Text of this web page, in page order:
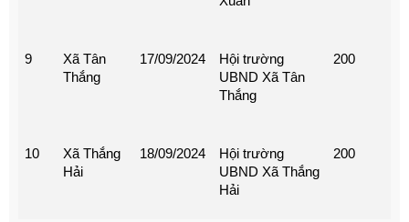
9
Xã Tân
Thắng
17/09/2024
Hội trường
UBND Xã Tân
Thắng
200
10
Xã Thắng
Hải
18/09/2024
Hội trường
UBND Xã Thắng
Hải
200